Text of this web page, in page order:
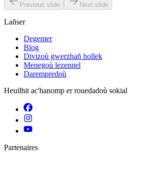
Previous slide Next slide
Lañser
Degemer
Blog
Divizoù gwerzhañ hollek
Menegoù lezennel
Darempredoù
Heuilhit ac'hanomp er rouedadoù sokial
Partenaires